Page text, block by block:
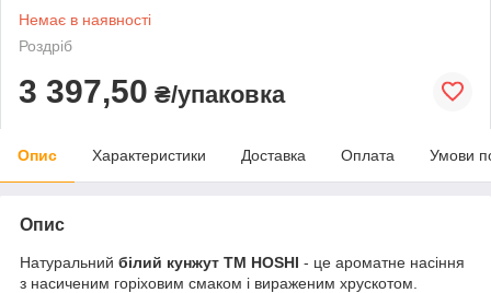
Немає в наявності
Роздріб
3 397,50 ₴/упаковка
Опис Характеристики Доставка Оплата Умови
Опис
Натуральний білий кунжут ТМ HOSHI - це ароматне насіння
з насиченим горіховим смаком і вираженим хрускотом.